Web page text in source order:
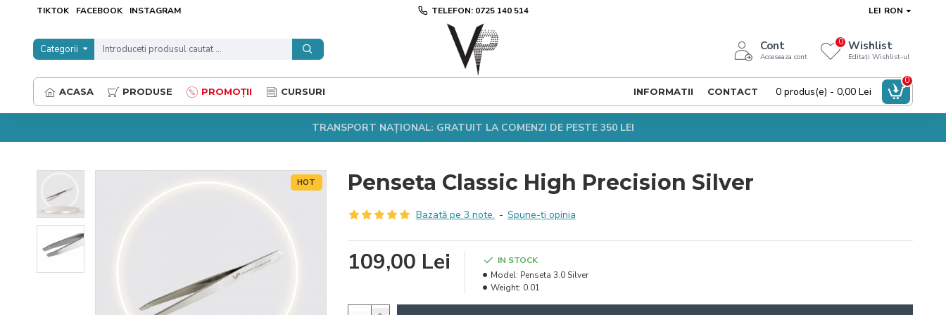
TIKTOK FACEBOOK INSTAGRAM TELEFON: 0725 140 514 LEI RON
Categorii Cont
Acceseaza cont
Wishlist
Editați Wishlist-ul
0
ACASA PRODUSE PROMOȚII CURSURI INFORMATII CONTACT 0 produs(e) - 0,00 Lei
0
TRANSPORT NAȚIONAL: GRATUIT LA COMENZI DE PESTE 350 LEI
HOT Penseta Classic High Precision Silver
Bazată pe 3 note. - Spune-ţi opinia
109,00 Lei
IN STOCK
Model: Penseta 3.0 Silver
Weight: 0.01